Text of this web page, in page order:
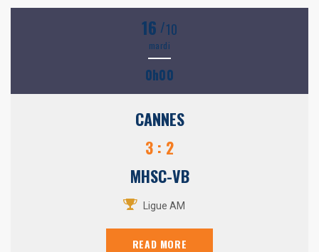
16 /10
mardi
0h00
CANNES
3 : 2
MHSC-VB
Ligue AM
READ MORE